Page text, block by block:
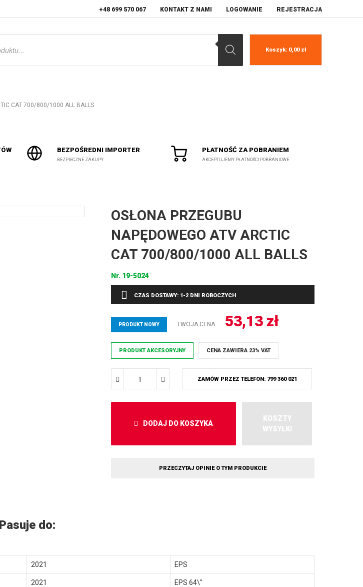
+48 699 570 067 KONTAKT Z NAMI LOGOWANIE REJESTRACJA
Koszyk: 0,00 zł
CAT 700/800/1000 ALL BALLS
BEZPOŚREDNI IMPORTER
BEZPIECZNE ZAKUPY
PŁATNOŚĆ ZA POBRANIEM
AKCEPTUJEMY PŁATNOŚCI POBRANIOWE
OSŁONA PRZEGUBU
NAPĘDOWEGO ATV ARCTIC
CAT 700/800/1000 ALL BALLS
Nr. 19-5024
CZAS DOSTAWY: 1-2 DNI ROBOCZYCH
PRODUKT NOWY TWOJA CENA 53,13 zł
PRODUKT AKCESORYJNY CENA ZAWIERA 23% VAT
ZAMÓW PRZEZ TELEFON: 799 360 021
DODAJ DO KOSZYKA
KOSZTY
WYSYŁKI
PRZECZYTAJ OPINIE O TYM PRODUKCIE
Pasuje do:
2021 EPS
2021 EPS 64\"